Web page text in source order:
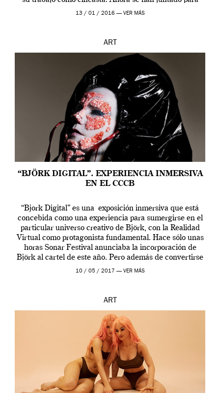
contarnos una […]
13 / 01 / 2016 — VER MÁS
ART
“BJÖRK DIGITAL”. EXPERIENCIA INMERSIVA
EN EL CCCB
“Bjork Digital” es una exposición inmersiva que está
concebida como una experiencia para sumergirse en el
particular universo creativo de Björk, con la Realidad
Virtual como protagonista fundamental. Hace sólo unas
horas Sonar Festival anunciaba la incorporación de
Björk al cartel de este año. Pero además de convertirse
en una de las actuaciones más relevantes […]
10 / 05 / 2017 — VER MÁS
ART